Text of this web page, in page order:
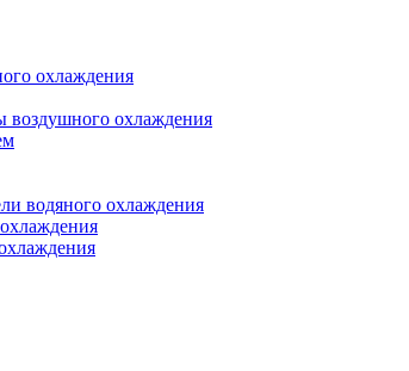
охлаждения
воздушного охлаждения
водяного охлаждения